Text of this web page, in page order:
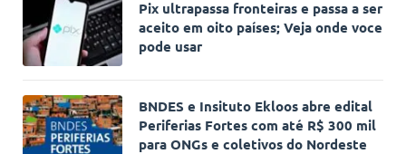
Pix ultrapassa fronteiras e passa a ser
aceito em oito países; Veja onde voce
pode usar
BNDES e Insituto Ekloos abre edital
Periferias Fortes com até R$ 300 mil
para ONGs e coletivos do Nordeste